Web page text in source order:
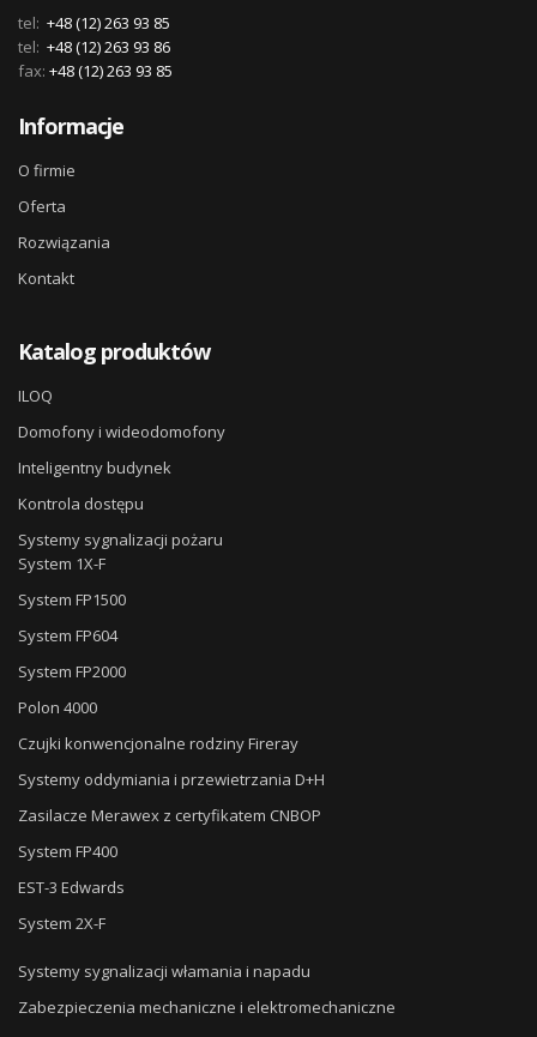
tel: +48 (12) 263 93 85
tel: +48 (12) 263 93 86
fax: +48 (12) 263 93 85
Informacje
O firmie
Oferta
Rozwiązania
Kontakt
Katalog produktów
ILOQ
Domofony i wideodomofony
Inteligentny budynek
Kontrola dostępu
Systemy sygnalizacji pożaru
System 1X-F
System FP1500
System FP604
System FP2000
Polon 4000
Czujki konwencjonalne rodziny Fireray
Systemy oddymiania i przewietrzania D+H
Zasilacze Merawex z certyfikatem CNBOP
System FP400
EST-3 Edwards
System 2X-F
Systemy sygnalizacji włamania i napadu
Zabezpieczenia mechaniczne i elektromechaniczne